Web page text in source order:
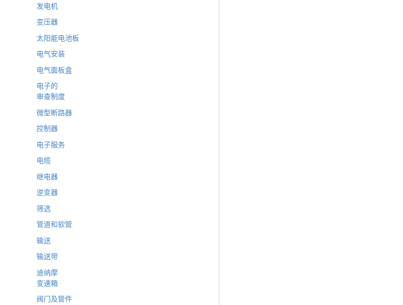
发电机
变压器
太阳能电池板
电气安装
电气面板盒
电子的
审查制度
微型断路器
控制器
电子服务
电缆
继电器
逆变器
筛选
管道和软管
输送
输送带
迪纳摩
变速箱
阀门及管件